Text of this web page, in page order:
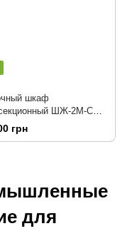
шкаф
ШЖ-2М-С
грн
для